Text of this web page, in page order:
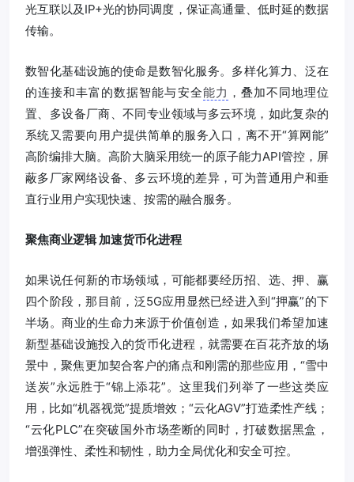
光互联以及IP+光的协同调度，保证高通量、低时延的数据
传输。
数智化基础设施的使命是数智化服务。多样化算力、泛在
的连接和丰富的数据智能与安全能力 ，叠加不同地理位
置、多设备厂商、不同专业领域与多云环境，如此复杂的
系统又需要向用户提供简单的服务入口，离不开“算网能”
高阶编排大脑。高阶大脑采用统一的原子能力API管控，屏
蔽多厂家网络设备、多云环境的差异，可为普通用户和垂
直行业用户实现快速、按需的融合服务。
聚焦商业逻辑 加速货币化进程
如果说任何新的市场领域，可能都要经历招、选、押、赢
四个阶段，那目前，泛5G应用显然已经进入到“押赢”的下
半场。商业的生命力来源于价值创造，如果我们希望加速
新型基础设施投入的货币化进程，就需要在百花齐放的场
景中，聚焦更加契合客户的痛点和刚需的那些应用，“雪中
送炭”永远胜于“锦上添花”。这里我们列举了一些这类应
用，比如“机器视觉”提质增效；“云化AGV”打造柔性产线；
“云化PLC”在突破国外市场垄断的同时，打破数据黑盒，
增强弹性、柔性和韧性，助力全局优化和安全可控。